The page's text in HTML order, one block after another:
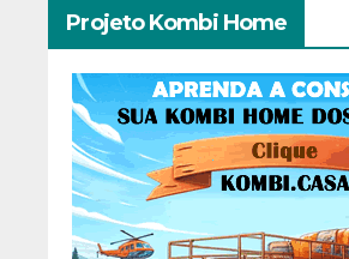
Projeto Kombi Home